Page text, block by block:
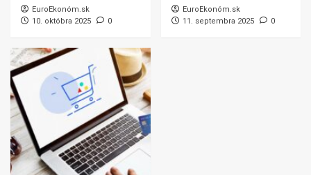
EuroEkonóm.sk
10. októbra 2025
0
EuroEkonóm.sk
11. septembra 2025
0